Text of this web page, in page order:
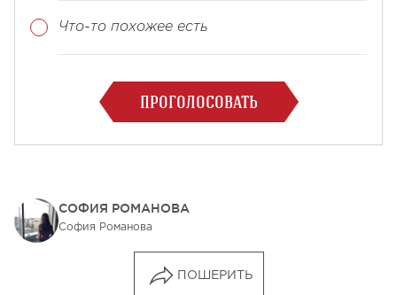
Что-то похожее есть
ПРОГОЛОСОВАТЬ
СОФИЯ РОМАНОВА
София Романова
ПОШЕРИТЬ